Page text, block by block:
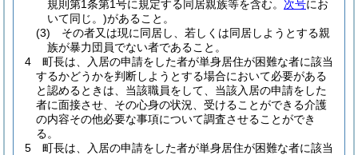
規則第1条第1号に規定する同居親族等を含む。 次号にお
いて同じ。)があること。
(3)
その者又は現に同居し、若しくは同居しようとする親
族が暴力団員でない者であること。
4
町長は、入居の申請をした者が単身居住が困難な者に該当
するかどうかを判断しようとする場合において必要がある
と認めるときは、当該職員をして、当該入居の申請をした
者に面接させ、その心身の状況、受けることができる介護
の内容その他必要な事項について調査させることができ
る。
5
町長は、入居の申請をした者が単身居住が困難な者に該当